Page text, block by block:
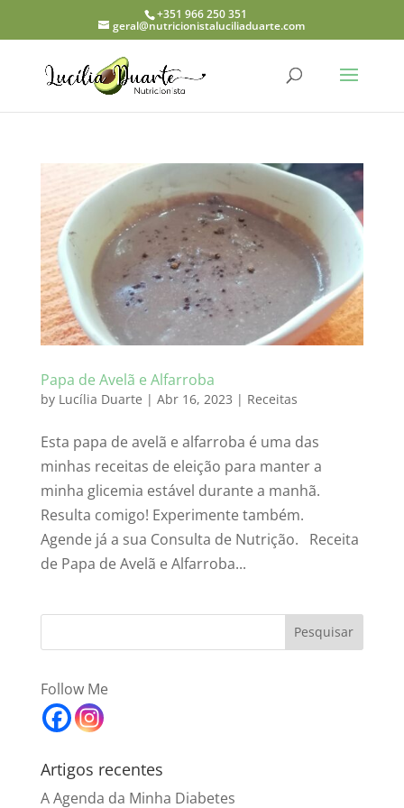
+351 966 250 351
geral@nutricionistaluciliaduarte.com
Papa de Avelã e Alfarroba
by Lucília Duarte | Abr 16, 2023 | Receitas
Esta papa de avelã e alfarroba é uma das
minhas receitas de eleição para manter a
minha glicemia estável durante a manhã.
Resulta comigo! Experimente também.
Agende já a sua Consulta de Nutrição. Receita
de Papa de Avelã e Alfarroba...
Follow Me
Artigos recentes
A Agenda da Minha Diabetes